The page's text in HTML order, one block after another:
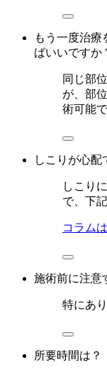
もう一度治
ばいいですか
同じ部
が、部
術可能で
しこりが心配
しこり
で、下
コラム
施術前に注意
特にあ
所要時間は？